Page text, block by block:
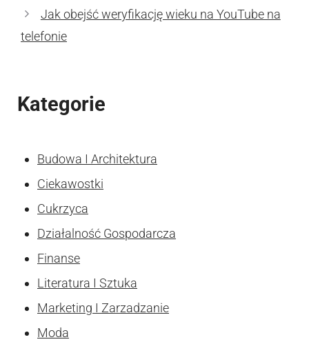
Jak obejść weryfikację wieku na YouTube na
telefonie
Kategorie
Budowa I Architektura
Ciekawostki
Cukrzyca
Działalność Gospodarcza
Finanse
Literatura I Sztuka
Marketing I Zarzadzanie
Moda